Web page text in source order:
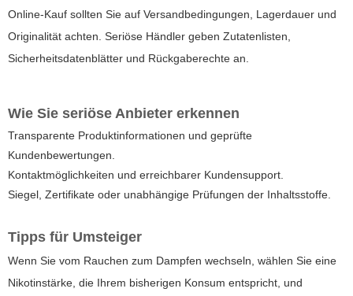
Online-Kauf sollten Sie auf Versandbedingungen, Lagerdauer und
Originalität achten. Seriöse Händler geben Zutatenlisten,
Sicherheitsdatenblätter und Rückgaberechte an.
Wie Sie seriöse Anbieter erkennen
Transparente Produktinformationen und geprüfte
Kundenbewertungen.
Kontaktmöglichkeiten und erreichbarer Kundensupport.
Siegel, Zertifikate oder unabhängige Prüfungen der Inhaltsstoffe.
Tipps für Umsteiger
Wenn Sie vom Rauchen zum Dampfen wechseln, wählen Sie eine
Nikotinstärke, die Ihrem bisherigen Konsum entspricht, und